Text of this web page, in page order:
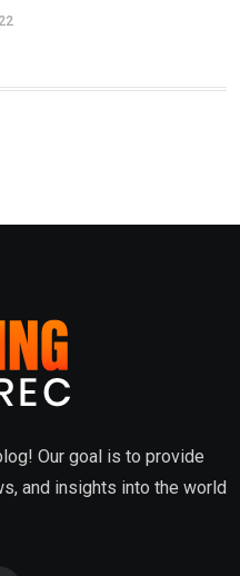
Our goal is to provide
and insights into the world